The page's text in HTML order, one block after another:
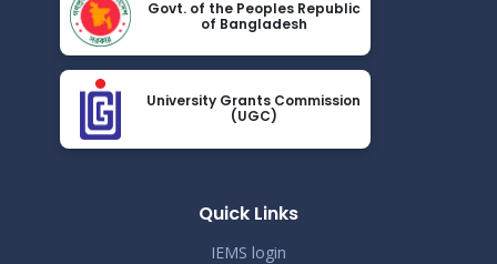
2026
May 23
2026
সংশোধিতঃ জানুয়ারি-জুন, ২০২৬ টার্মের সেমিস্টার পরীক্ষার সময়সূচী
Read More
Govt. of the Peoples Republic
of Bangladesh
University Grants Commission
(UGC)
Quick Links
IEMS login